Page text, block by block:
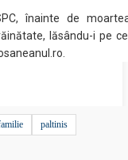
înainte de
lăsându-i pe
paltinis